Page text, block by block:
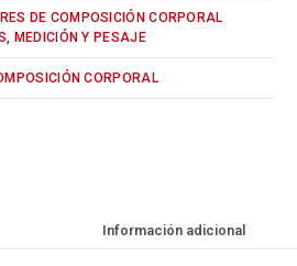
DE COMPOSICIÓN CORPORAL
, MEDICIÓN Y PESAJE
CORPORAL
Información adicional